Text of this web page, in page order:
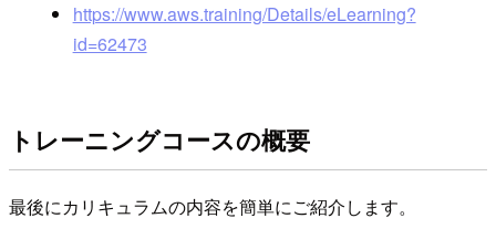
https://www.aws.training/Details/eLearning?
id=62473
トレーニングコースの概要
最後にカリキュラムの内容を簡単にご紹介します。